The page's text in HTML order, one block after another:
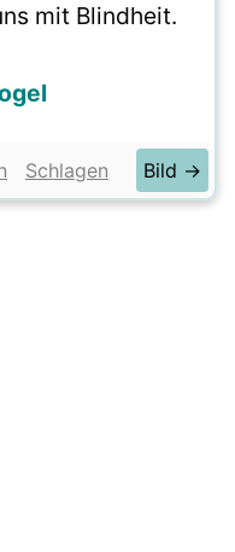
mit Blindheit.
Schlagen Bild →